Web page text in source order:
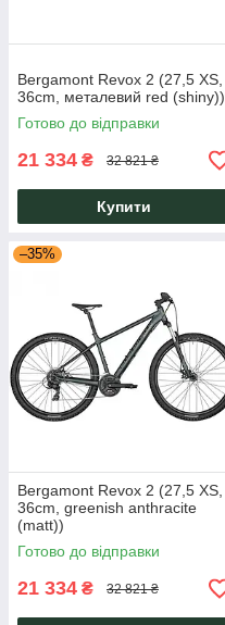
Bergamont Revox 2 (27,5 XS,
36cm, металевий red (shiny))
Готово до відправки
21 334 ₴ 32 821 ₴
Купити
–35%
Bergamont Revox 2 (27,5 XS,
36cm, greenish anthracite
(matt))
Готово до відправки
21 334 ₴ 32 821 ₴